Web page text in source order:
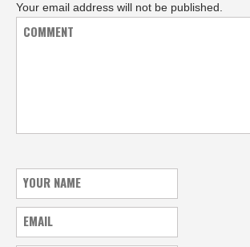
Your email address will not be published.